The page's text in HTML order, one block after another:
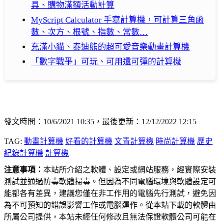
具、購物滿額活動計算
MyScript Calculator 手寫計算機，可計算三角函
數、次方、根號、指數、常數…
充滿小貓、泰迪熊的超可愛音樂動畫計算機
「數字戰爭」可玩、可用還可彈的計算機
發文時間：10/6/2021 10:35，最後更新：12/12/2022 12:15
TAG: 動畫計算機 好看的計算機 文青計算機 時尚計算機 歷史
紀錄計算機 計算機
注意事項： 本站所介紹之軟體、設定或網站服務，經實際安裝
測試並通過防毒軟體掃毒。但因為不同電腦環境與軟體設定可
能都各有差異，建議您僅在非工作用的電腦先行測試，避免因
為不可預知的錯誤影響工作或電腦運作。從本站下載的軟體由
所屬公司提供，本站未經任何修改且無法保證軟體公司可能在